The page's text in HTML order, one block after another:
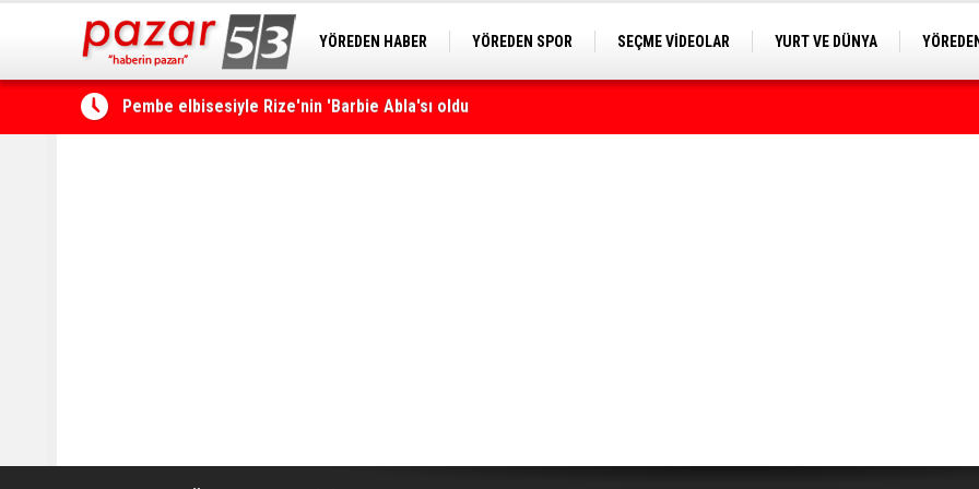
YÖREDEN HABER YÖREDEN SPOR SEÇME VİDEOLAR YURT VE DÜNYA
Rize’de ‘Yaşayan Miras Şöleni’ başladı